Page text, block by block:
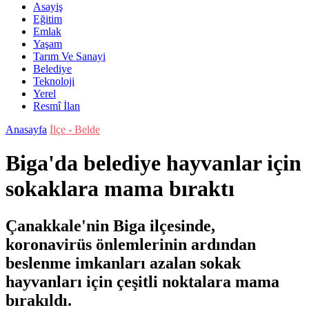
Asayiş
Eğitim
Emlak
Yaşam
Tarım Ve Sanayi
Belediye
Teknoloji
Yerel
Resmî İlan
Anasayfa İlçe - Belde
Biga'da belediye hayvanlar için
sokaklara mama bıraktı
Çanakkale'nin Biga ilçesinde,
koronavirüs önlemlerinin ardından
beslenme imkanları azalan sokak
hayvanları için çeşitli noktalara mama
bırakıldı.